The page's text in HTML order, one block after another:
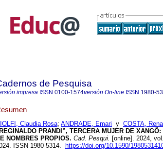
de Pesquisa
impresa ISSN 0100-1574versión On-line ISSN 1980-
Claudia Rosa; ANDRADE, Emari y COSTA,
PRANDI”, TERCERA MUJER DE
NOMBRES PROPIOS. Cad. Pesqui. [online]. 2024,
ISSN 1980-5314.
https://doi.org/10.1590/